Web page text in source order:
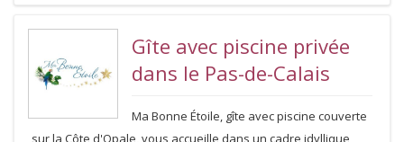
Gîte avec piscine privée
dans le Pas-de-Calais
Ma Bonne Étoile, gîte avec piscine couverte
sur la Côte d'Opale, vous accueille dans un cadre idyllique